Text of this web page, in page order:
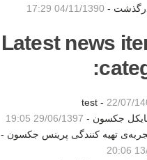
درگذشت - 04/11/1390 17:29
Latest news
test - 22/07/
جکسون - 29/06/1397 19:05
تهیه کنندگی پرینس جکسون -
13/